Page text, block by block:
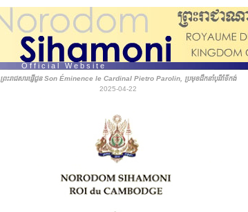
O f f i c i a l W e b s i t e
ព្រះរាជសារផ្ញើជូន Son Éminence le Cardinal Pietro Parolin, ប្រមុខដឹកនាំបុរីវ៉ាទីកង់
2025-04-22